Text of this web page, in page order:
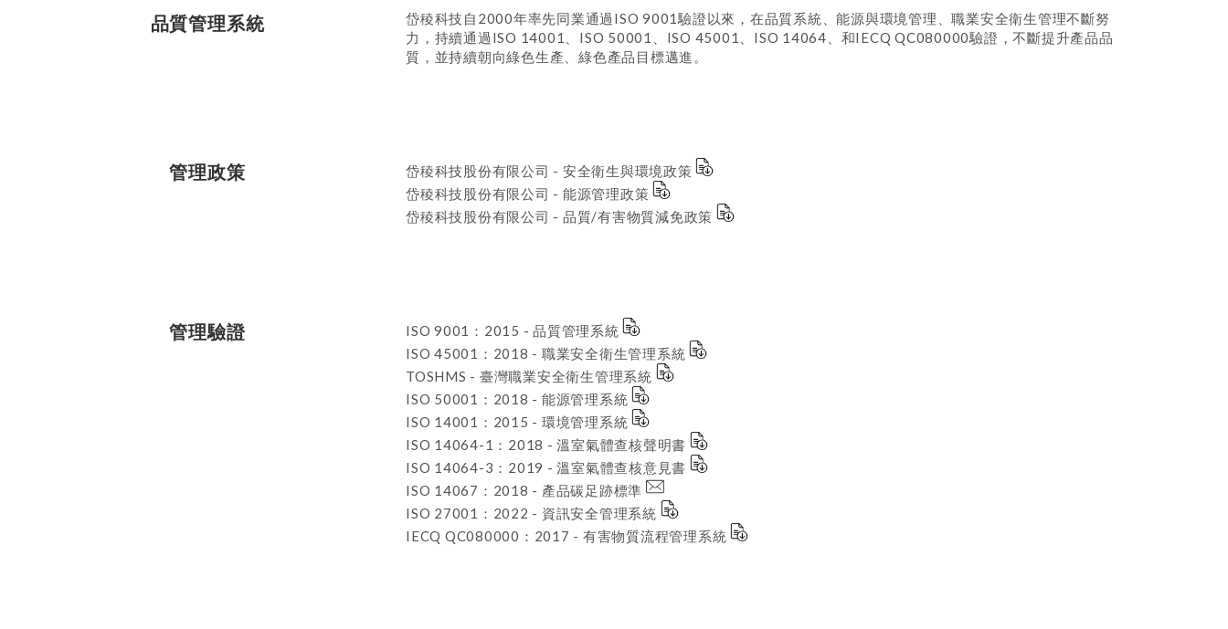
品質管理系統
岱稜科技自2000年率先同業通過ISO 9001驗證以來，在品質系統、能源與環境管理、職業安全衛生管理不斷努
力，持續通過ISO 14001、ISO 50001、ISO 45001、ISO 14064、和IECQ QC080000驗證，不斷提升產品品
質，並持續朝向綠色生產、綠色產品目標邁進。
管理政策
岱稜科技股份有限公司 - 安全衛生與環境政策
岱稜科技股份有限公司 - 能源管理政策
岱稜科技股份有限公司 - 品質/有害物質減免政策
管理驗證
ISO 9001：2015 - 品質管理系統
ISO 45001：2018 - 職業安全衛生管理系統
TOSHMS - 臺灣職業安全衛生管理系統
ISO 50001：2018 - 能源管理系統
ISO 14001：2015 - 環境管理系統
ISO 14064-1：2018 - 溫室氣體查核聲明書
ISO 14064-3：2019 - 溫室氣體查核意見書
ISO 14067：2018 - 產品碳足跡標準
ISO 27001：2022 - 資訊安全管理系統
IECQ QC080000：2017 - 有害物質流程管理系統